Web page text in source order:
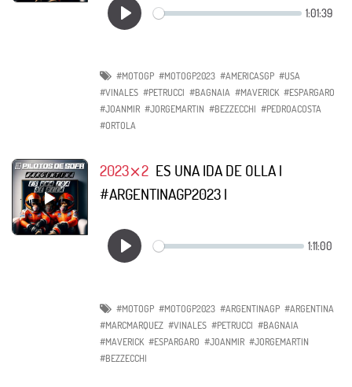
#MOTOGP #MOTOGP2023 #AMERICASGP #USA
#VINALES #PETRUCCI #BAGNAIA #MAVERICK #ESPARGARO
#JOANMIR #JORGEMARTIN #BEZZECCHI #PEDROACOSTA
#ORTOLA
2023⨯2 ES UNA IDA DE OLLA |
#ARGENTINAGP2023 |
#MOTOGP #MOTOGP2023 #ARGENTINAGP #ARGENTINA
#MARCMARQUEZ #VINALES #PETRUCCI #BAGNAIA
#MAVERICK #ESPARGARO #JOANMIR #JORGEMARTIN
#BEZZECCHI